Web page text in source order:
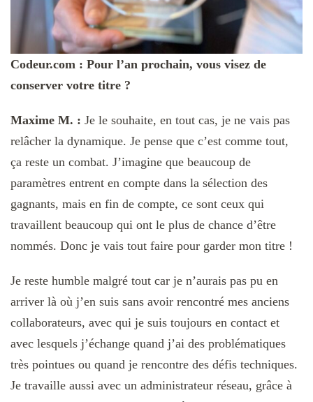
Codeur.com : Pour l’an prochain, vous visez de
conserver votre titre ?
Maxime M. : Je le souhaite, en tout cas, je ne vais pas
relâcher la dynamique. Je pense que c’est comme tout,
ça reste un combat. J’imagine que beaucoup de
paramètres entrent en compte dans la sélection des
gagnants, mais en fin de compte, ce sont ceux qui
travaillent beaucoup qui ont le plus de chance d’être
nommés. Donc je vais tout faire pour garder mon titre !
Je reste humble malgré tout car je n’aurais pas pu en
arriver là où j’en suis sans avoir rencontré mes anciens
collaborateurs, avec qui je suis toujours en contact et
avec lesquels j’échange quand j’ai des problématiques
très pointues ou quand je rencontre des défis techniques.
Je travaille aussi avec un administrateur réseau, grâce à